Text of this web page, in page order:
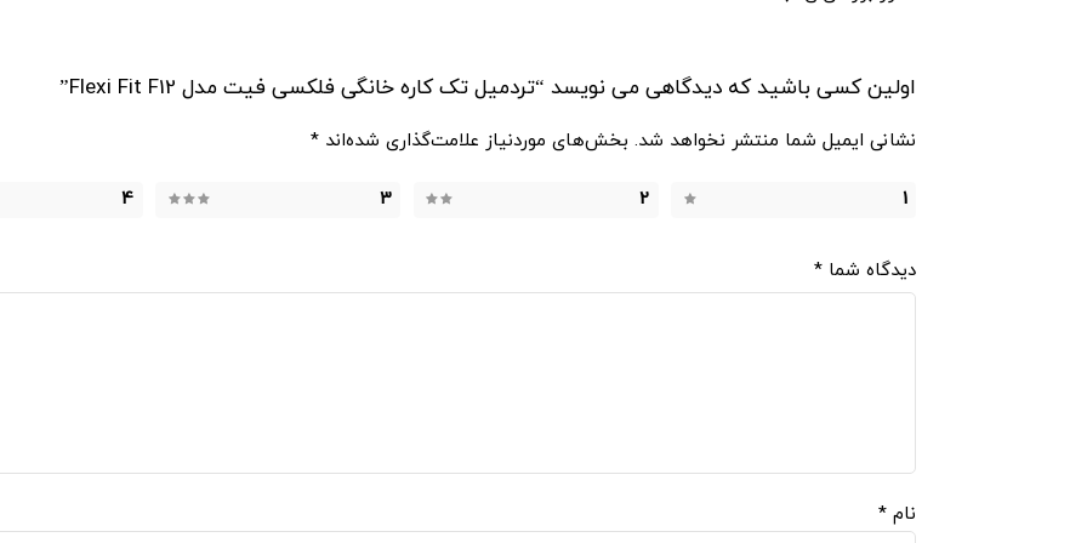
اولین کسی باشید که دیدگاهی می نویسد “تردمیل تک کاره خانگی فلکسی فیت مدل Flexi Fit F12”
نشانی ایمیل شما منتشر نخواهد شد. بخش‌های موردنیاز علامت‌گذاری شده‌اند *
1
2
3
4
دیدگاه شما *
نام *